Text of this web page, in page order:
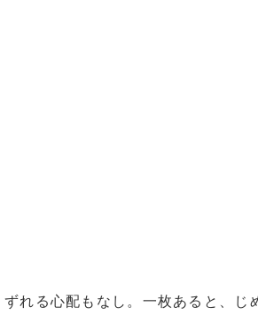
れる心配もなし。一枚あると、じ